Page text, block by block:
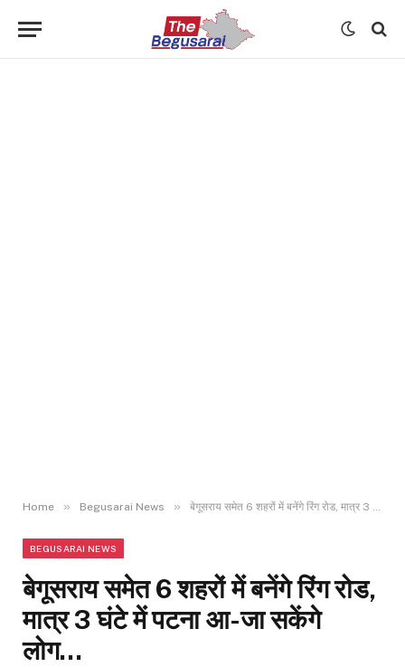
Home » Begusarai News » बेगूसराय समेत 6 शहरों में बनेंगे रिंग रोड, मात्र 3 घंटे में पटना आ-जा सकेंगे लोग…
BEGUSARAI NEWS
बेगूसराय समेत 6 शहरों में बनेंगे रिंग रोड,
मात्र 3 घंटे में पटना आ-जा सकेंगे
लोग…